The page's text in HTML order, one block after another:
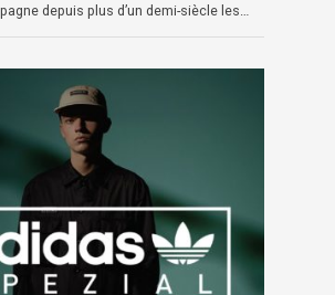
depuis plus d’un demi-siècle les…